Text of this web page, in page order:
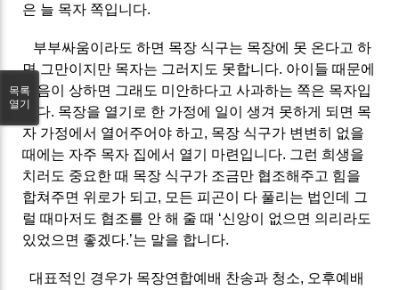
은 늘 목자 쪽입니다.
부부싸움이라도 하면 목장 식구는 목장에 못 온다고 하
면 그만이지만 목자는 그러지도 못합니다. 아이들 때문에
마음이 상하면 그래도 미안하다고 사과하는 쪽은 목자입
니다. 목장을 열기로 한 가정에 일이 생겨 못하게 되면 목
자 가정에서 열어주어야 하고, 목장 식구가 변변히 없을
때에는 자주 목자 집에서 열기 마련입니다. 그런 희생을
치러도 중요한 때 목장 식구가 조금만 협조해주고 힘을
합쳐주면 위로가 되고, 모든 피곤이 다 풀리는 법인데 그
럴 때마저도 협조를 안 해 줄 때 ‘신앙이 없으면 의리라도
있었으면 좋겠다.’는 말을 합니다.
대표적인 경우가 목장연합예배 찬송과 청소, 오후예배
목록
열기